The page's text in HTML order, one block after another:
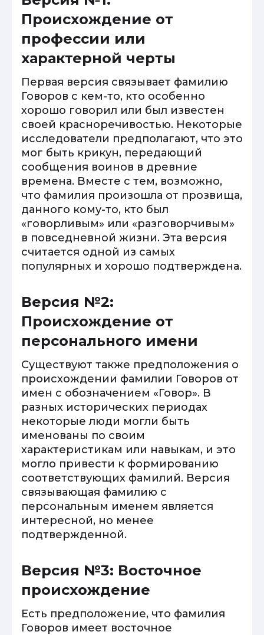
Происхождение от
профессии или
характерной черты
Первая версия связывает фамилию
Говоров с кем-то, кто особенно
хорошо говорил или был известен
своей красноречивостью. Некоторые
исследователи предполагают, что это
мог быть крикун, передающий
сообщения воинов в древние
времена. Вместе с тем, возможно,
что фамилия произошла от прозвища,
данного кому-то, кто был
«говорливым» или «разговорчивым»
в повседневной жизни. Эта версия
считается одной из самых
популярных и хорошо подтверждена.
Версия №2:
Происхождение от
персонального имени
Существуют также предположения о
происхождении фамилии Говоров от
имен с обозначением «Говор». В
разных исторических периодах
некоторые люди могли быть
именованы по своим
характеристикам или навыкам, и это
могло привести к формированию
соответствующих фамилий. Версия
связывающая фамилию с
персональным именем является
интересной, но менее
подтвержденной.
Версия №3: Восточное
происхождение
Есть предположение, что фамилия
Говоров имеет восточное